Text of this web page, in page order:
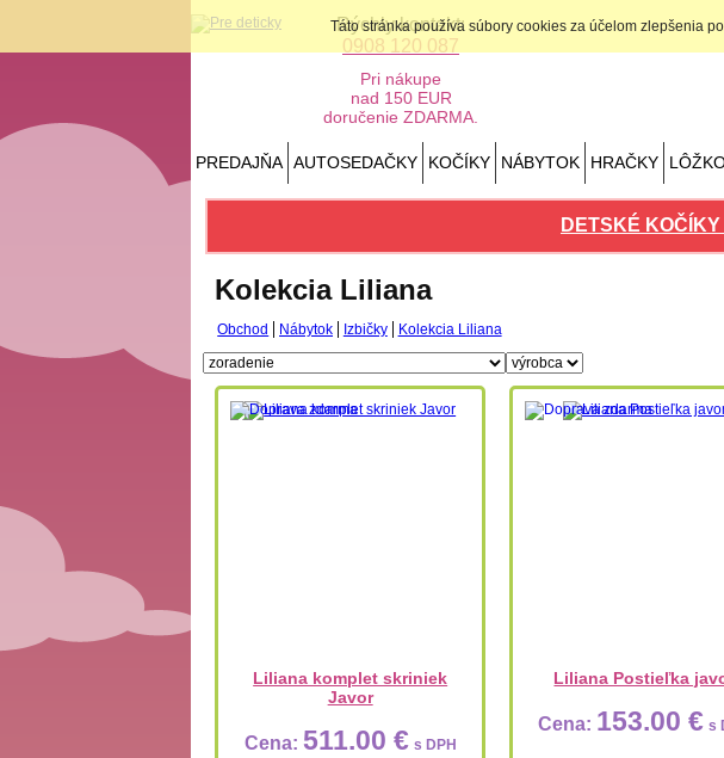
Rýchly kontakt:
0908 120 087
Pri nákupe
nad 150 EUR
doručenie ZDARMA.
PREDAJŇA AUTOSEDAČKY KOČÍKY NÁBYTOK HRAČKY
DETSKÉ
Kolekcia Liliana
Obchod Nábytok Izbičky Kolekcia Liliana
Liliana komplet skriniek
Javor
Cena: 511.00 € s DPH
Liliana Postieľka
Cena: 153.00 € s
Táto stránka používa súbory cookies za účelom zlepšenia